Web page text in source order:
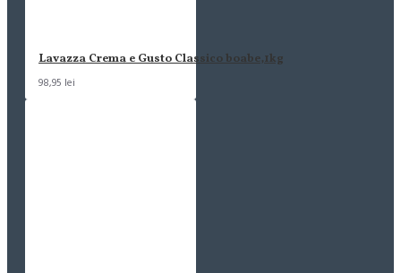
Lavazza Crema e Gusto Classico boabe,1kg
98,95 lei